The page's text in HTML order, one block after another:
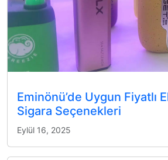
Eminönü’de Uygun Fiyatlı
Sigara Seçenekleri
Eylül 16, 2025